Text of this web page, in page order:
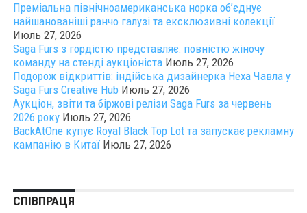
Преміальна північноамериканська норка об’єднує
найшанованіші ранчо галузі та ексклюзивні колекції
Июль 27, 2026
Saga Furs з гордістю представляє: повністю жіночу
команду на стенді аукціоніста Июль 27, 2026
Подорож відкриттів: індійська дизайнерка Неха Чавла у
Saga Furs Creative Hub Июль 27, 2026
Аукціон, звіти та біржові релізи Saga Furs за червень
2026 року Июль 27, 2026
BackAtOne купує Royal Black Top Lot та запускає рекламну
кампанію в Китаї Июль 27, 2026
СПІВПРАЦЯ